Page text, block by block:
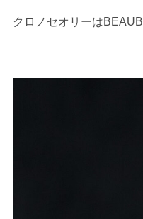
クロノセオリーは